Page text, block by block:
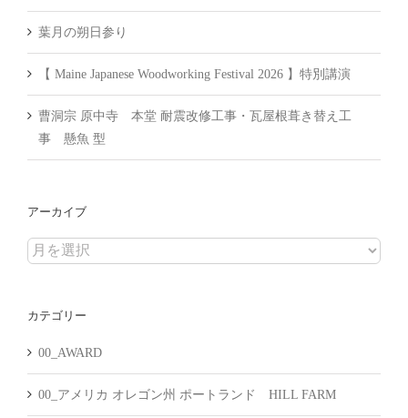
葉月の朔日参り
【 Maine Japanese Woodworking Festival 2026 】特別講演
曹洞宗 原中寺 本堂 耐震改修工事・瓦屋根葺き替え工
事 懸魚 型
アーカイブ
ア
イ
カテゴリー
00_AWARD
00_アメリカ オレゴン州 ポートランド HILL FARM